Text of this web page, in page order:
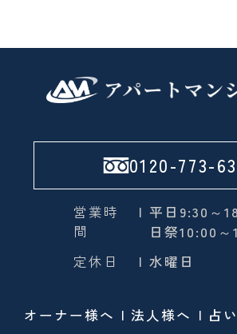
0120-773-
営業時
間
| 平日9:30～
日祭10:00～
定休日
| 水曜日
オーナー様へ 法人様へ 占